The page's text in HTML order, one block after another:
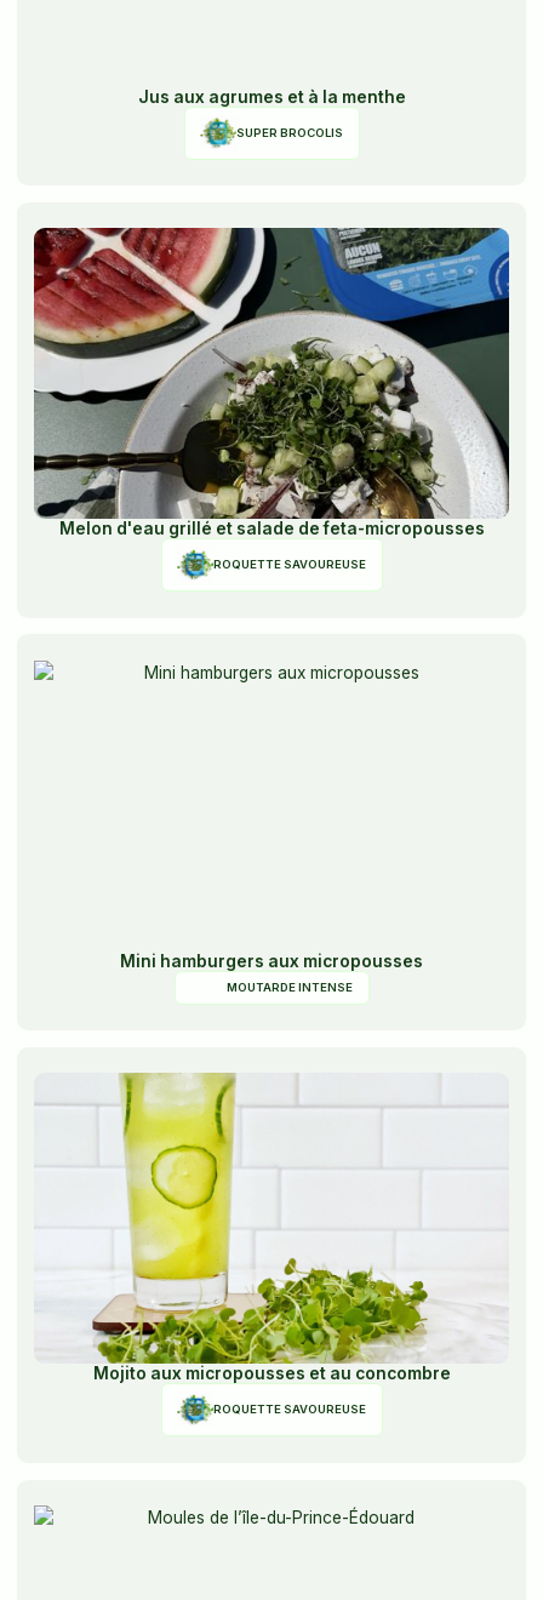
Jus aux agrumes et à la menthe
SUPER BROCOLIS
Melon d'eau grillé et salade de feta-micropousses
ROQUETTE SAVOUREUSE
Mini hamburgers aux micropousses
MOUTARDE INTENSE
Mojito aux micropousses et au concombre
ROQUETTE SAVOUREUSE